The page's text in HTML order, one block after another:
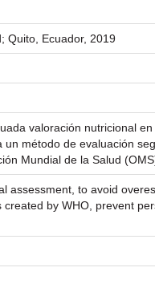
Quito, Ecuador, 2019
valoración nutricional
método de evaluación
Mundial de la Salud
assessment, to avoid
by WHO, prevent